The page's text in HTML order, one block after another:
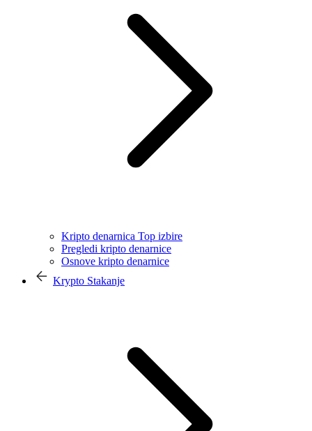
Kripto denarnica Top izbire
Pregledi kripto denarnice
Osnove kripto denarnice
Krypto Stakanje